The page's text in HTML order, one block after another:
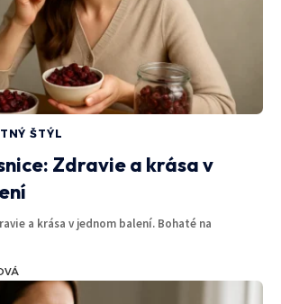
ŠTÝL
Zdravie a krása v
a krása v jednom balení. Bohaté na